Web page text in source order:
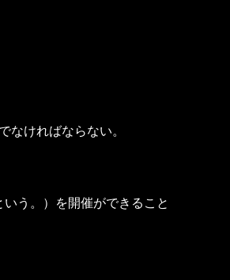
ければならない。
う。）を開催ができること